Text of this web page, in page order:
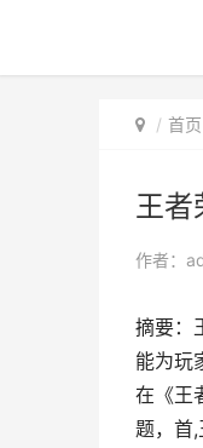
首页
王者
作者：
摘要：
能为玩
在《王
题，首